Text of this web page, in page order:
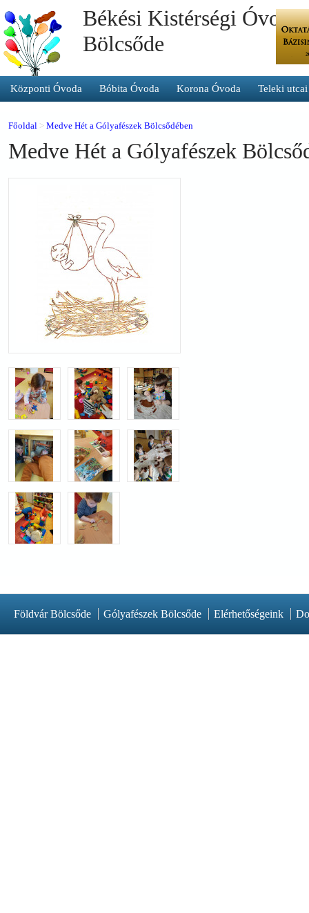
Békési Kistérségi Óvoda
Bölcsőde
Központi Óvoda Bóbita Óvoda Korona Óvoda Teleki
Főoldal > Medve Hét a Gólyafészek Bölcsődében
Medve Hét a Gólyafészek
Földvár Bölcsőde Gólyafészek Bölcsőde Elérhetőségeink